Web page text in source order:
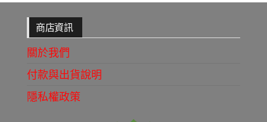
商店資訊
關於我們
付款與出貨說明
隱私權政策